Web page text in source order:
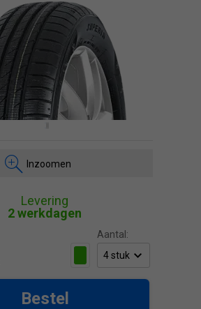
Inzoomen
Levering
2 werkdagen
Aantal:
Bestel